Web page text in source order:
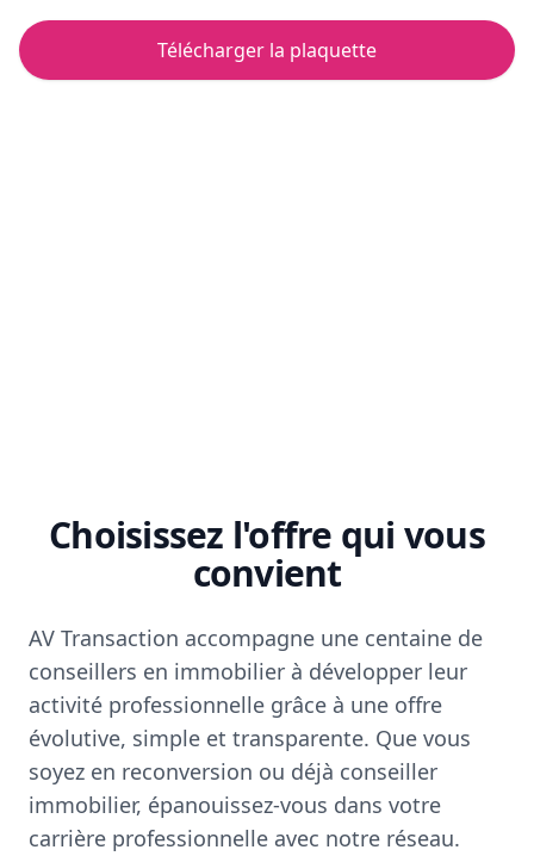
Télécharger la plaquette
Choisissez l'offre qui vous
convient
AV Transaction accompagne une centaine de
conseillers en immobilier à développer leur
activité professionnelle grâce à une offre
évolutive, simple et transparente. Que vous
soyez en reconversion ou déjà conseiller
immobilier, épanouissez-vous dans votre
carrière professionnelle avec notre réseau.